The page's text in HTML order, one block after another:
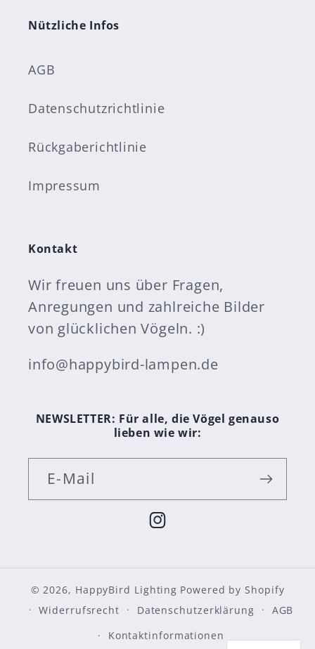
Nützliche Infos
AGB
Datenschutzrichtlinie
Rückgaberichtlinie
Impressum
Kontakt
Wir freuen uns über Fragen,
Anregungen und zahlreiche Bilder
von glücklichen Vögeln. :)
info@happybird-lampen.de
NEWSLETTER: Für alle, die Vögel genauso
lieben wie wir:
E-Mail
Instagram
© 2026, HappyBird Lighting Powered by Shopify
Widerrufsrecht
Datenschutzerklärung
AGB
Kontaktinformationen